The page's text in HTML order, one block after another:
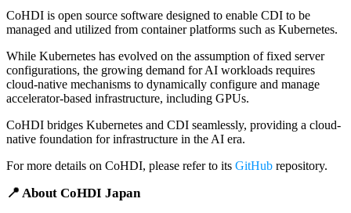
CoHDI is open source software designed to enable CDI to be
managed and utilized from container platforms such as Kubernetes.
While Kubernetes has evolved on the assumption of fixed server
configurations, the growing demand for AI workloads requires
cloud-native mechanisms to dynamically configure and manage
accelerator-based infrastructure, including GPUs.
CoHDI bridges Kubernetes and CDI seamlessly, providing a cloud-
native foundation for infrastructure in the AI era.
For more details on CoHDI, please refer to its GitHub repository.
📍 About CoHDI Japan